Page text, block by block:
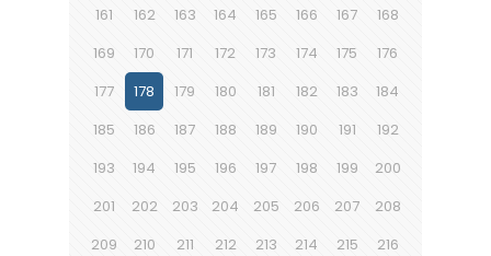
161
162 163 164 165 166 167
168
169
170 171 172 173 174 175
176
177
178 179 180 181 182 183
184
185
186 187 188 189 190 191
192
193
194 195 196 197 198 199
200
201
202 203 204 205 206 207
208
209
210 211 212 213 214 215
216